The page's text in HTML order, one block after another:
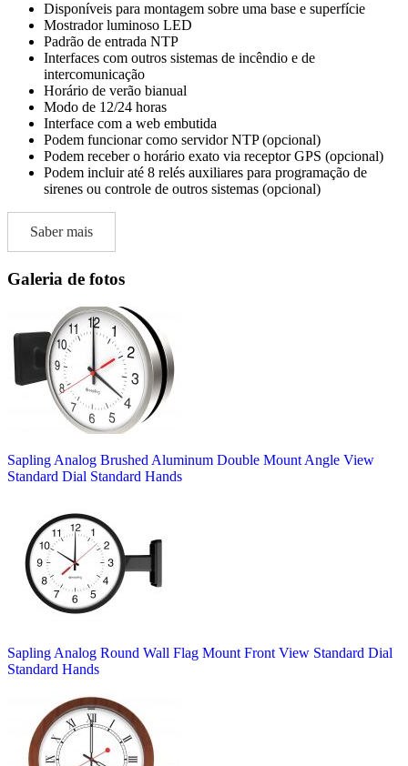
Disponíveis para montagem sobre uma base e superfície
Mostrador luminoso LED
Padrão de entrada NTP
Interfaces com outros sistemas de incêndio e de
intercomunicação
Horário de verão bianual
Modo de 12/24 horas
Interface com a web embutida
Podem funcionar como servidor NTP (opcional)
Podem receber o horário exato via receptor GPS (opcional)
Podem incluir até 8 relés auxiliares para programação de
sirenes ou controle de outros sistemas (opcional)
Saber mais
Galeria de fotos
Sapling Analog Brushed Aluminum Double Mount Angle View
Standard Dial Standard Hands
Sapling Analog Round Wall Flag Mount Front View Standard Dial
Standard Hands